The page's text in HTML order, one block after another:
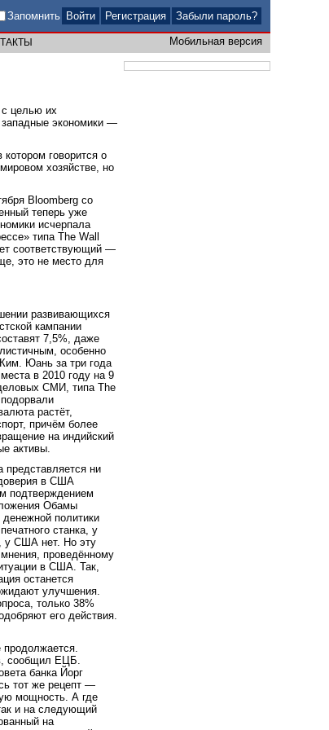
Запомнить Регистрация Забыли пароль?
Мобильная версия
с целью их
западные экономики —
говорится о
хозяйстве, но
Bloomberg со
теперь уже
исчерпала
типа The Wall
соответствующий —
это не место для
развивающихся
кампании
7,5%, даже
особенно
Юань за три года
в 2010 году на 9
СМИ, типа The
растёт,
причём более
на индийский
активы.
представляется ни
в США
подтверждением
Обамы
политики
станка, у
у США нет. Но эту
проведённому
в США. Так,
останется
улучшения.
только 38%
его действия.
продолжается.
сообщил ЕЦБ.
банка Йорг
тот же рецепт —
мощность. А где
и на следующий
на